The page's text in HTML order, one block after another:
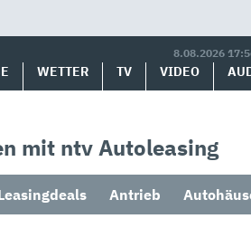
8.08.2026
WETTER TV VIDEO
mit ntv Autoleasing
Antrieb